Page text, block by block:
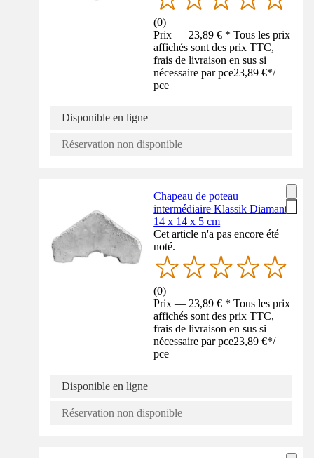
(0)
Prix — 23,89 € * Tous les prix
affichés sont des prix TTC,
frais de livraison en sus si
nécessaire par pce23,89 €*/
pce
Disponible en ligne
Réservation non disponible
Chapeau de poteau
intermédiaire Klassik Diamant
14 x 14 x 5 cm
Cet article n'a pas encore été
noté.
(0)
Prix — 23,89 € * Tous les prix
affichés sont des prix TTC,
frais de livraison en sus si
nécessaire par pce23,89 €*/
pce
Disponible en ligne
Réservation non disponible